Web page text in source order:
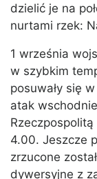
dzielić je na
nurtami rzek:
1 września
w szybkim
posuwały się
atak
4.00. Jeszcze
zrzucone
dywersyjne z